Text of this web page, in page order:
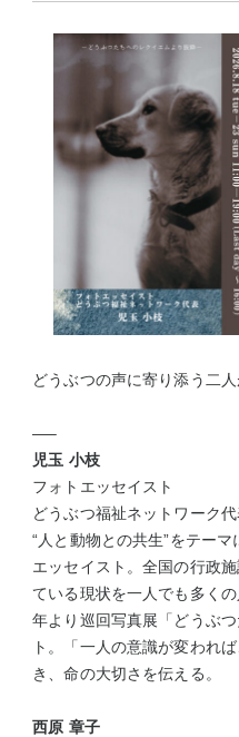
どうぶつの声に寄り添う二
—–
児玉 小枝
フォトエッセイスト
どうぶつ福祉ネットワーク代
“人と動物との共生”をテー
エッセイスト。全国の行政
ている現状を一人でも多く
年より巡回写真展「どうぶ
ト。「一人の意識が変われ
き、命の大切さを伝える。
西原 章子